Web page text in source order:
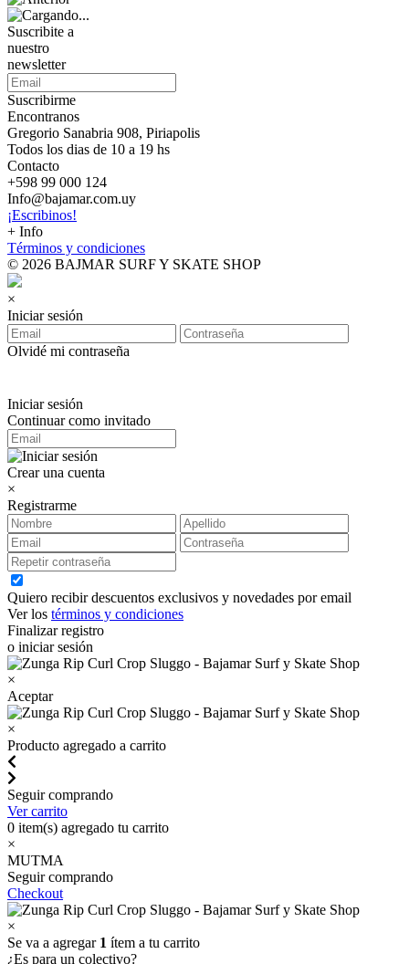
Suscribite a
nuestro
newsletter
Suscribirme
Encontranos
Gregorio Sanabria 908, Piriapolis
Todos los dias de 10 a 19 hs
Contacto
+598 99 000 124
Info@bajamar.com.uy
¡Escribinos!
+ Info
Términos y condiciones
© 2026 BAJMAR SURF Y SKATE SHOP
×
Iniciar sesión
Olvidé mi contraseña
Iniciar sesión
Continuar como invitado
Crear una cuenta
×
Registrarme
Quiero recibir descuentos exclusivos y novedades por email
Ver los términos y condiciones
Finalizar registro
o iniciar sesión
×
Aceptar
×
Producto agregado a carrito
Seguir comprando
Ver carrito
0 item(s) agregado tu carrito
×
MUTMA
Seguir comprando
Checkout
×
Se va a agregar 1 ítem a tu carrito
¿Es para un colectivo?